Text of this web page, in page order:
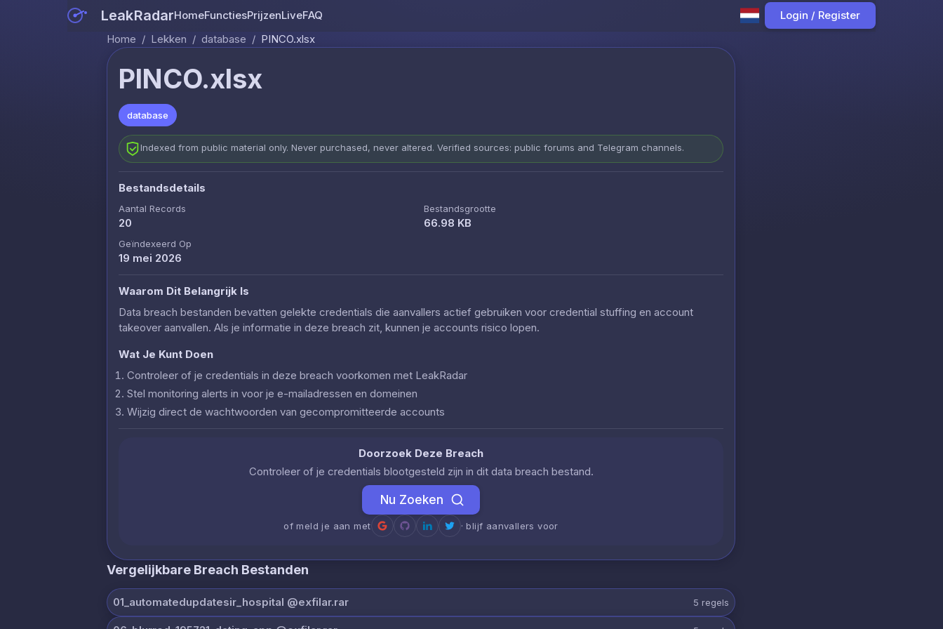
LeakRadarHomeFunctiesPrijzenLiveFAQ
Login / Register
Home / Lekken / database / PINCO.xlsx
PINCO.xlsx
database
Indexed from public material only. Never purchased, never altered. Verified sources: public forums and Telegram channels.
Bestandsdetails
Aantal Records
20
Bestandsgrootte
66.98 KB
Geïndexeerd Op
19 mei 2026
Waarom Dit Belangrijk Is
Data breach bestanden bevatten gelekte credentials die aanvallers actief gebruiken voor credential stuffing en account
takeover aanvallen. Als je informatie in deze breach zit, kunnen je accounts risico lopen.
Wat Je Kunt Doen
Controleer of je credentials in deze breach voorkomen met LeakRadar
Stel monitoring alerts in voor je e-mailadressen en domeinen
Wijzig direct de wachtwoorden van gecompromitteerde accounts
Doorzoek Deze Breach
Controleer of je credentials blootgesteld zijn in dit data breach bestand.
Nu Zoeken
of meld je aan met · blijf aanvallers voor
Vergelijkbare Breach Bestanden
01_automatedupdatesir_hospital @exfilar.rar 5 regels